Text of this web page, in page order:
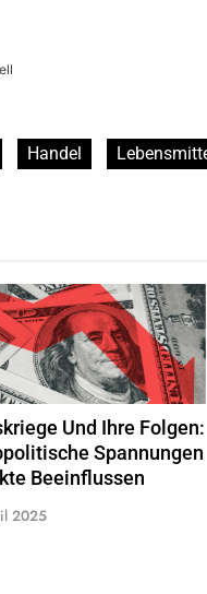
Handel
Und Ihre Folgen:
Spannungen
Beeinflussen
2025